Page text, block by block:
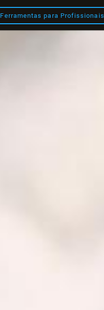
Ferramentas para Profissionais